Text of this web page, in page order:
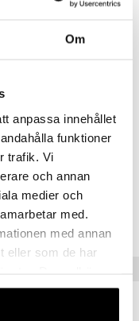
Om
anpassa innehållet
funktioner
trafik. Vi
och annan
medier och
med.
med annan
eller som de har
av vår webbplats.
uunissa.
kovista esineistä.